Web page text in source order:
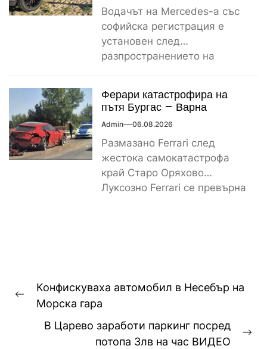
Водачът на Mercedes-а със
софийска регистрация е
установен след
разпространението на
1000...
Ферари катастрофира на
пътя Бургас – Варна
Admin 06.08.2026
Размазано Ferrari след
жестока самокатастрофа
край Старо Оряхово
Луксозно Ferrari се превърна
Навигация
Previous
Конфискуваха автомобил в Несебър на
Морска гара
В Царево заработи паркинг посред
потопа 3лв на час ВИДЕО